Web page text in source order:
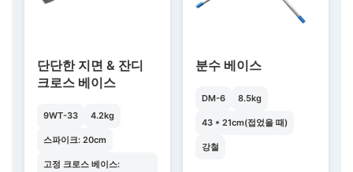
단단한 지면 & 잔디
크로스 베이스
9WT-33 4.2kg
스파이크: 20cm
고정 크로스 베이스:
분수 베이스
DM-6 8.5kg
43 * 21cm(접었을 때)
강철